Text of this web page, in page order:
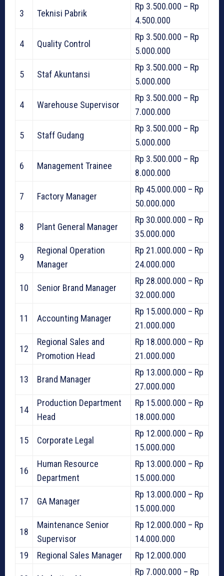
3 Teknisi Pabrik
Rp 3.500.000 – Rp
4.500.000
4 Quality Control
Rp 3.500.000 – Rp
5.000.000
5 Staf Akuntansi
Rp 3.500.000 – Rp
5.000.000
4 Warehouse Supervisor
Rp 3.500.000 – Rp
7.000.000
5 Staff Gudang
Rp 3.500.000 – Rp
5.000.000
6 Management Trainee
Rp 3.500.000 – Rp
8.000.000
7 Factory Manager
Rp 45.000.000 – Rp
50.000.000
8 Plant General Manager
Rp 30.000.000 – Rp
35.000.000
9
Regional Operation
Manager
Rp 21.000.000 – Rp
24.000.000
10 Senior Brand Manager
Rp 28.000.000 – Rp
32.000.000
11 Accounting Manager
Rp 15.000.000 – Rp
21.000.000
12
Regional Sales and
Promotion Head
Rp 18.000.000 – Rp
21.000.000
13 Brand Manager
Rp 13.000.000 – Rp
27.000.000
14
Production Department
Head
Rp 15.000.000 – Rp
18.000.000
15 Corporate Legal
Rp 12.000.000 – Rp
15.000.000
16
Human Resource
Department
Rp 13.000.000 – Rp
15.000.000
17 GA Manager
Rp 13.000.000 – Rp
15.000.000
18
Maintenance Senior
Supervisor
Rp 12.000.000 – Rp
14.000.000
19
Regional Sales Manager Rp 12.000.000
Rp 7.000.000 – Rp